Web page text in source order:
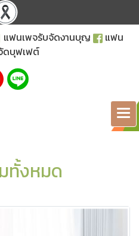
แฟนเพจรับจัดงานบุญ
แฟน
ดบุฟเฟต์
ทั้งหมด